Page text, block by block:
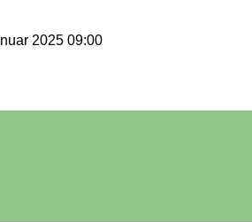
2025 09:00